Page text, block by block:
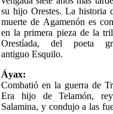
su hijo Orestes. La historia
muerte de Agamenón es
en la primera pieza de la
Orestíada, del poeta
antiguo Esquilo.
Áyax:
Combatió en la guerra de
Era hijo de Telamón,
Salamina, y condujo a las